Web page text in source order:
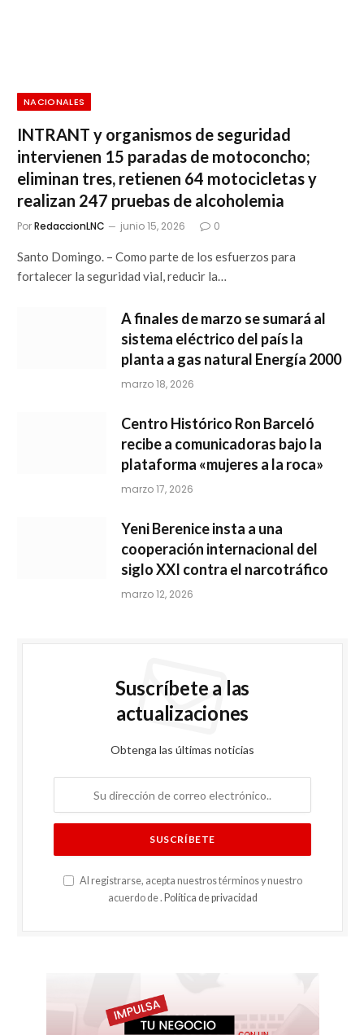
NACIONALES
INTRANT y organismos de seguridad
intervienen 15 paradas de motoconcho;
eliminan tres, retienen 64 motocicletas y
realizan 247 pruebas de alcoholemia
PorRedaccionLNC junio 15, 2026 0
Santo Domingo. – Como parte de los esfuerzos para
fortalecer la seguridad vial, reducir la…
A finales de marzo se sumará al
sistema eléctrico del país la
planta a gas natural Energía 2000
marzo 18, 2026
Centro Histórico Ron Barceló
recibe a comunicadoras bajo la
plataforma «mujeres a la roca»
marzo 17, 2026
Yeni Berenice insta a una
cooperación internacional del
siglo XXI contra el narcotráfico
marzo 12, 2026
Suscríbete a las
actualizaciones
Obtenga las últimas noticias
Al registrarse, acepta nuestros términos y nuestro
acuerdo de . Política de privacidad